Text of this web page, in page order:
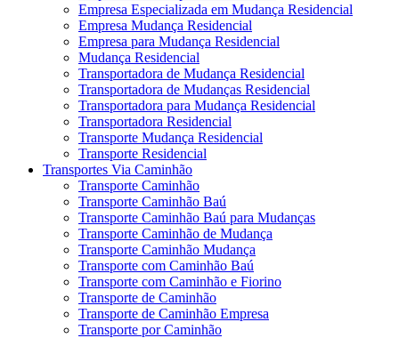
Empresa Especializada em Mudança Residencial
Empresa Mudança Residencial
Empresa para Mudança Residencial
Mudança Residencial
Transportadora de Mudança Residencial
Transportadora de Mudanças Residencial
Transportadora para Mudança Residencial
Transportadora Residencial
Transporte Mudança Residencial
Transporte Residencial
Transportes Via Caminhão
Transporte Caminhão
Transporte Caminhão Baú
Transporte Caminhão Baú para Mudanças
Transporte Caminhão de Mudança
Transporte Caminhão Mudança
Transporte com Caminhão Baú
Transporte com Caminhão e Fiorino
Transporte de Caminhão
Transporte de Caminhão Empresa
Transporte por Caminhão